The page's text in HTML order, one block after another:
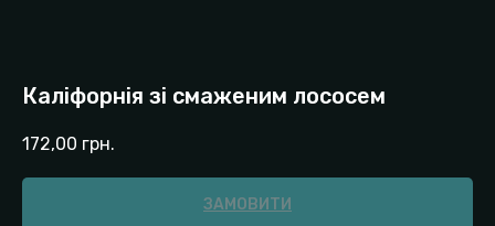
Каліфорнія зі смаженим лососем
172,00 грн.
ЗАМОВИТИ